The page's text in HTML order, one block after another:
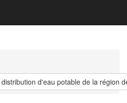
d'eau potable de la région